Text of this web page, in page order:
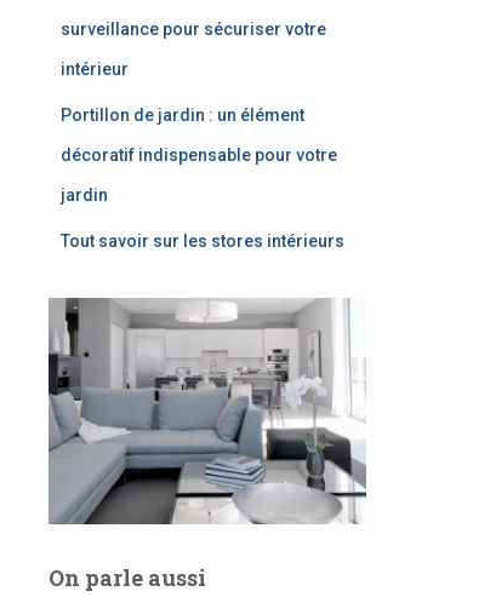
surveillance pour sécuriser votre
intérieur
Portillon de jardin : un élément
décoratif indispensable pour votre
jardin
Tout savoir sur les stores intérieurs
On parle aussi